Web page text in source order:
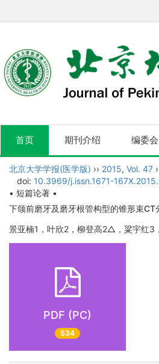
首页 期刊介绍 编委会
北京大学学报(医学版) ›› 2015, Vol. 47
doi: 10.3969/j.issn.1671-
• 短篇论著 •
下颌前磨牙及磨牙根管构型的锥形束CT
景亚楠1，叶欣2，柳登高2△，粱宇红
PDF (PC)
534